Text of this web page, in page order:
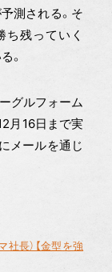
測される。そ
ち残っていく
。
グルフォーム
月16日まで実
メールを通じ
長）【金型を強